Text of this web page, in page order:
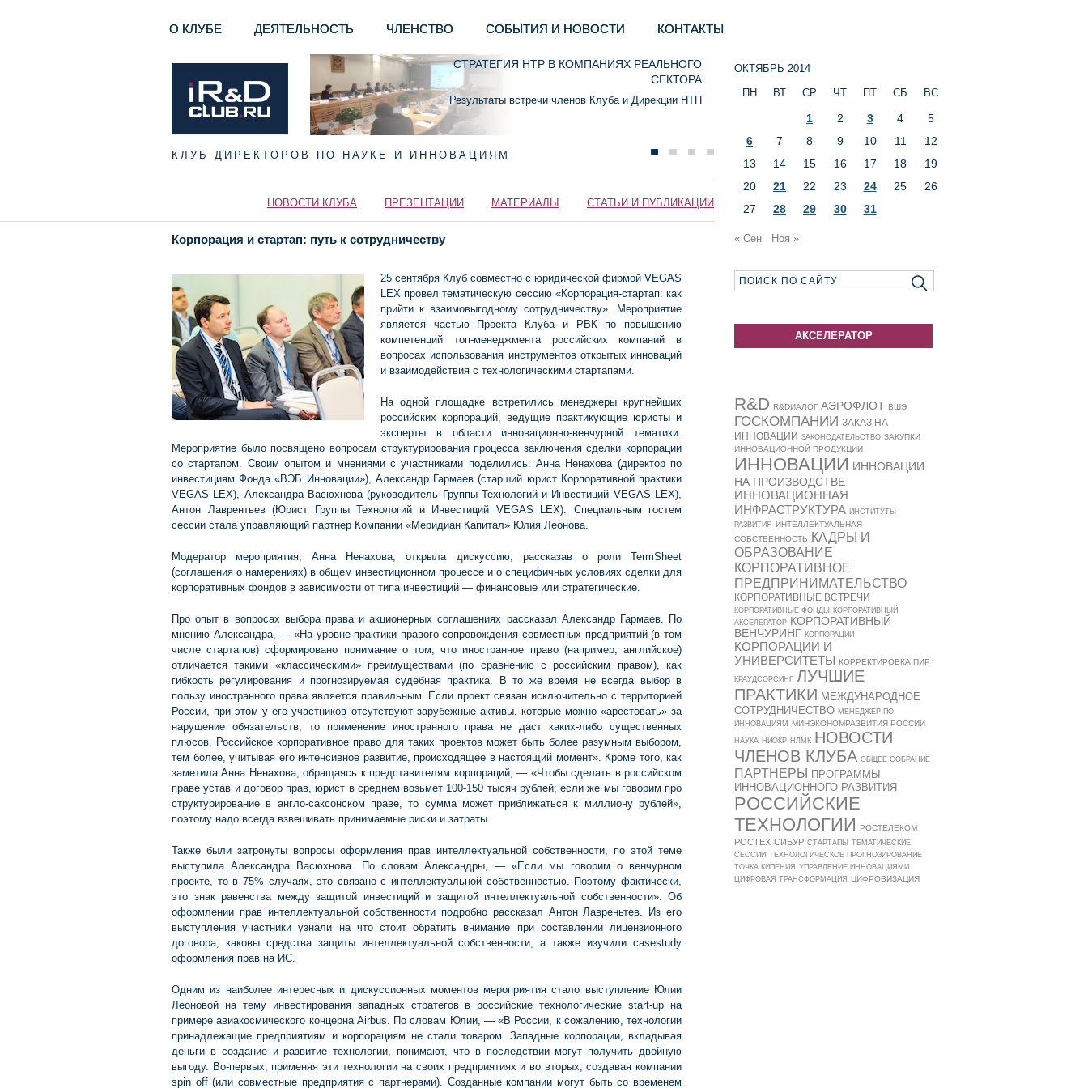
О КЛУБЕ ДЕЯТЕЛЬНОСТЬ ЧЛЕНСТВО СОБЫТИЯ И НОВОСТИ КОНТАКТЫ
СТРАТЕГИЯ НТР В КОМПАНИЯХ РЕАЛЬНОГО
СЕКТОРА
Результаты встречи членов Клуба и Дирекции НТП
КЛУБ ДИРЕКТОРОВ ПО НАУКЕ И ИННОВАЦИЯМ
НОВОСТИ КЛУБА ПРЕЗЕНТАЦИИ МАТЕРИАЛЫ СТАТЬИ И ПУБЛИКАЦИИ
Корпорация и стартап: путь к сотрудничеству
25 сентября Клуб совместно с юридической фирмой VEGAS
LEX провел тематическую сессию «Корпорация-стартап: как
прийти к взаимовыгодному сотрудничеству». Мероприятие
является частью Проекта Клуба и РВК по повышению
компетенций топ-менеджмента российских компаний в
вопросах использования инструментов открытых инноваций
и взаимодействия с технологическими стартапами.
На одной площадке встретились менеджеры крупнейших
российских корпораций, ведущие практикующие юристы и
эксперты в области инновационно-венчурной тематики.
Мероприятие было посвящено вопросам структурирования процесса заключения сделки корпорации
со стартапом. Своим опытом и мнениями с участниками поделились: Анна Ненахова (директор по
инвестициям Фонда «ВЭБ Инновации»), Александр Гармаев (старший юрист Корпоративной практики
VEGAS LEX), Александра Васюхнова (руководитель Группы Технологий и Инвестиций VEGAS LEX),
Антон Лаврентьев (Юрист Группы Технологий и Инвестиций VEGAS LEX). Специальным гостем
сессии стала управляющий партнер Компании «Меридиан Капитал» Юлия Леонова.
Модератор мероприятия, Анна Ненахова, открыла дискуссию, рассказав о роли TermSheet
(соглашения о намерениях) в общем инвестиционном процессе и о специфичных условиях сделки для
корпоративных фондов в зависимости от типа инвестиций — финансовые или стратегические.
Про опыт в вопросах выбора права и акционерных соглашениях рассказал Александр Гармаев. По
мнению Александра, — «На уровне практики правого сопровождения совместных предприятий (в том
числе стартапов) сформировано понимание о том, что иностранное право (например, английское)
отличается такими «классическими» преимуществами (по сравнению с российским правом), как
гибкость регулирования и прогнозируемая судебная практика. В то же время не всегда выбор в
пользу иностранного права является правильным. Если проект связан исключительно с территорией
России, при этом у его участников отсутствуют зарубежные активы, которые можно «арестовать» за
нарушение обязательств, то применение иностранного права не даст каких-либо существенных
плюсов. Российское корпоративное право для таких проектов может быть более разумным выбором,
тем более, учитывая его интенсивное развитие, происходящее в настоящий момент». Кроме того, как
заметила Анна Ненахова, обращаясь к представителям корпораций, — «Чтобы сделать в российском
праве устав и договор прав, юрист в среднем возьмет 100-150 тысяч рублей; если же мы говорим про
структурирование в англо-саксонском праве, то сумма может приближаться к миллиону рублей»,
поэтому надо всегда взвешивать принимаемые риски и затраты.
Также были затронуты вопросы оформления прав интеллектуальной собственности, по этой теме
выступила Александра Васюхнова. По словам Александры, — «Если мы говорим о венчурном
проекте, то в 75% случаях, это связано с интеллектуальной собственностью. Поэтому фактически,
это знак равенства между защитой инвестиций и защитой интеллектуальной собственности». Об
оформлении прав интеллектуальной собственности подробно рассказал Антон Лавреньтев. Из его
выступления участники узнали на что стоит обратить внимание при составлении лицензионного
договора, каковы средства защиты интеллектуальной собственности, а также изучили casestudy
оформления прав на ИС.
Одним из наиболее интересных и дискуссионных моментов мероприятия стало выступление Юлии
Леоновой на тему инвестирования западных стратегов в российские технологические start-up на
примере авиакосмического концерна Airbus. По словам Юлии, — «В России, к сожалению, технологии
принадлежащие предприятиям и корпорациям не стали товаром. Западные корпорации, вкладывая
деньги в создание и развитие технологии, понимают, что в последствии могут получить двойную
выгоду. Во-первых, применяя эти технологии на своих предприятиях и во вторых, создавая компании
spin off (или совместные предприятия с партнерами). Созданные компании могут быть со временем
ОКТЯБРЬ 2014
ПН
ВТ СР ЧТ ПТ СБ ВС
1 2 3 4
5
6
7 8 9 10 11
12
13
14 15 16 17 18
19
20
21 22 23 24 25
26
27
28 29 30 31
« Сен Ноя »
АКСЕЛЕРАТОР
R&D R&DИАЛОГ АЭРОФЛОТ ВШЭ
ГОСКОМПАНИИ ЗАКАЗ НА
ИННОВАЦИИ ЗАКОНОДАТЕЛЬСТВО ЗАКУПКИ
ИННОВАЦИОННОЙ ПРОДУКЦИИ
ИННОВАЦИИ ИННОВАЦИИ
НА ПРОИЗВОДСТВЕ
ИННОВАЦИОННАЯ
ИНФРАСТРУКТУРА ИНСТИТУТЫ
РАЗВИТИЯ
ИНТЕЛЛЕКТУАЛЬНАЯ
СОБСТВЕННОСТЬ КАДРЫ И
ОБРАЗОВАНИЕ
КОРПОРАТИВНОЕ
ПРЕДПРИНИМАТЕЛЬСТВО
КОРПОРАТИВНЫЕ ВСТРЕЧИ
КОРПОРАТИВНЫЕ ФОНДЫ
КОРПОРАТИВНЫЙ
АКСЕЛЕРАТОР КОРПОРАТИВНЫЙ
ВЕНЧУРИНГ КОРПОРАЦИИ
КОРПОРАЦИИ И
УНИВЕРСИТЕТЫ КОРРЕКТИРОВКА ПИР
КРАУДСОРСИНГ ЛУЧШИЕ
ПРАКТИКИ МЕЖДУНАРОДНОЕ
СОТРУДНИЧЕСТВО МЕНЕДЖЕР ПО
ИННОВАЦИЯМ
МИНЭКОНОМРАЗВИТИЯ РОССИИ
НАУКА НИОКР НЛМК НОВОСТИ
ЧЛЕНОВ КЛУБА ОБЩЕЕ СОБРАНИЕ
ПАРТНЕРЫ
ПРОГРАММЫ
ИННОВАЦИОННОГО РАЗВИТИЯ
РОССИЙСКИЕ
ТЕХНОЛОГИИ
РОСТЕЛЕКОМ
РОСТЕХ СИБУР СТАРТАПЫ ТЕМАТИЧЕСКИЕ
СЕССИИ ТЕХНОЛОГИЧЕСКОЕ ПРОГНОЗИРОВАНИЕ
ТОЧКА КИПЕНИЯ УПРАВЛЕНИЕ ИННОВАЦИЯМИ
ЦИФРОВАЯ ТРАНСФОРМАЦИЯ
ЦИФРОВИЗАЦИЯ